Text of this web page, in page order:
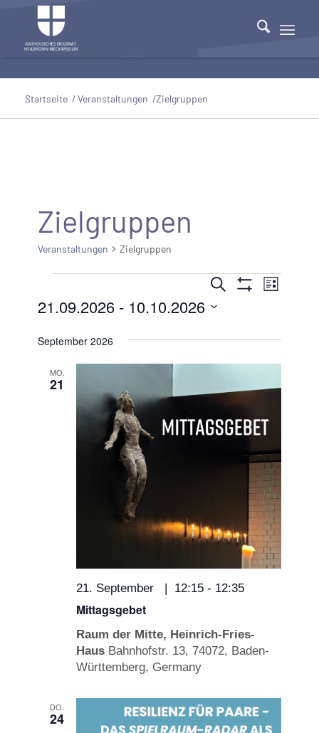
Startseite /Veranstaltungen /Zielgruppen
Zielgruppen
Veranstaltungen Zielgruppen
Suche
und
Ansichten,
Navigation
Suche
Liste
21.09.2026 - 10.10.2026
wählen.
September 2026
MO.
21
Mittagsgebet
21. September | 12:15 - 12:35
Raum der Mitte, Heinrich-Fries-
Haus Bahnhofstr. 13, 74072, Baden-
Württemberg, Germany
DO.
24